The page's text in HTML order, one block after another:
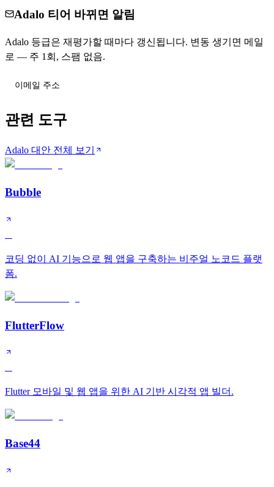
Adalo 티어 바뀌면 알림
Adalo 등급은 재평가할 때마다 갱신됩니다. 변동 생기면 메일
로 — 주 1회, 스팸 없음.
관련 도구
Adalo 대안 전체 보기
Bubble
코딩 없이 AI 기능으로 웹 앱을 구축하는 비주얼 노코드 플랫
폼.
FlutterFlow
Flutter 모바일 및 웹 앱을 위한 AI 기반 시각적 앱 빌더.
Base44